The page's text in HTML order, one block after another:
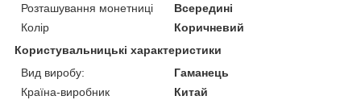
Розташування монетниці
Всередині
Колір
Коричневий
Користувальницькі характеристики
Вид виробу:
Гаманець
Країна-виробник
Китай